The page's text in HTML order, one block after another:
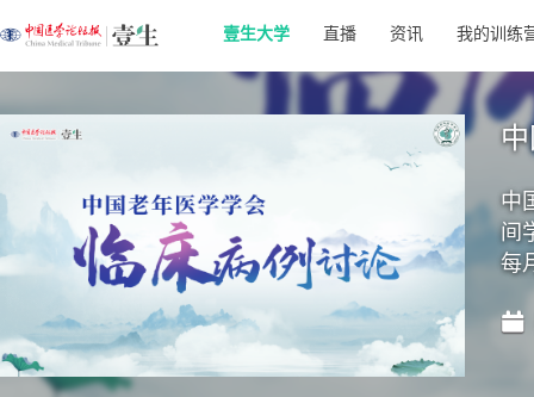
壹生大学 直播 资讯 我的训练
中
间
每